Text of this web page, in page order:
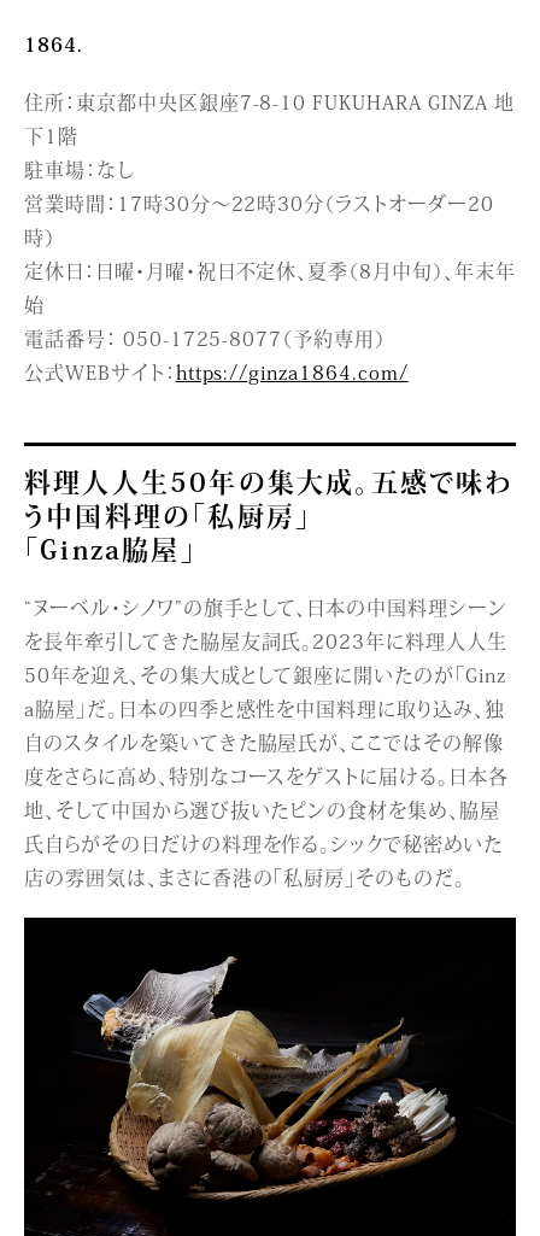
1864.
住所：東京都中央区銀座7-8-10 FUKUHARA GINZA 地
下1階
駐車場：なし
営業時間：17時30分〜22時30分（ラストオーダー20
時）
定休日：日曜・月曜・祝日不定休、夏季（8月中旬）、年末年
始
電話番号： 050-1725-8077（予約専用）
公式WEBサイト：https://ginza1864.com/
料理人人生50年の集大成。五感で味わ
う中国料理の「私厨房」
「Ginza脇屋」
“ヌーベル・シノワ”の旗手として、日本の中国料理シーン
を長年牽引してきた脇屋友詞氏。2023年に料理人人生
50年を迎え、その集大成として銀座に開いたのが「Ginz
a脇屋」だ。日本の四季と感性を中国料理に取り込み、独
自のスタイルを築いてきた脇屋氏が、ここではその解像
度をさらに高め、特別なコースをゲストに届ける。日本各
地、そして中国から選び抜いたピンの食材を集め、脇屋
氏自らがその日だけの料理を作る。シックで秘密めいた
店の雰囲気は、まさに香港の「私厨房」そのものだ。